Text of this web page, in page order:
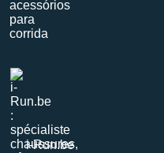
i-Run.be